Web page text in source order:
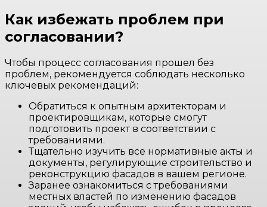
Как избежать проблем при
согласовании?
Чтобы процесс согласования прошел без
проблем, рекомендуется соблюдать несколько
ключевых рекомендаций:
Обратиться к опытным архитекторам и
проектировщикам, которые смогут
подготовить проект в соответствии с
требованиями.
Тщательно изучить все нормативные акты и
документы, регулирующие строительство и
реконструкцию фасадов в вашем регионе.
Заранее ознакомиться с требованиями
местных властей по изменению фасадов